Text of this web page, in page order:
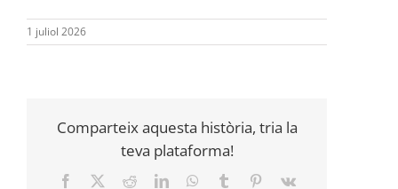
1 juliol 2026
Comparteix aquesta història, tria la
teva plataforma!
Facebook RedditLinkedInWhatsApp
Tumblr Pinterest
Vk